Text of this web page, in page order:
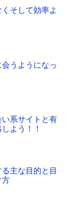
そして効率よ
うようになっ
系サイトと有
よう！！
主な目的と目
方